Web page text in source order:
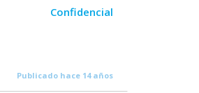
Confidencial
Publicado hace 14 años